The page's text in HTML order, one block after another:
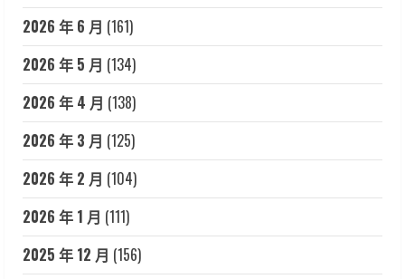
2026 年 6 月 (161)
2026 年 5 月 (134)
2026 年 4 月 (138)
2026 年 3 月 (125)
2026 年 2 月 (104)
2026 年 1 月 (111)
2025 年 12 月 (156)